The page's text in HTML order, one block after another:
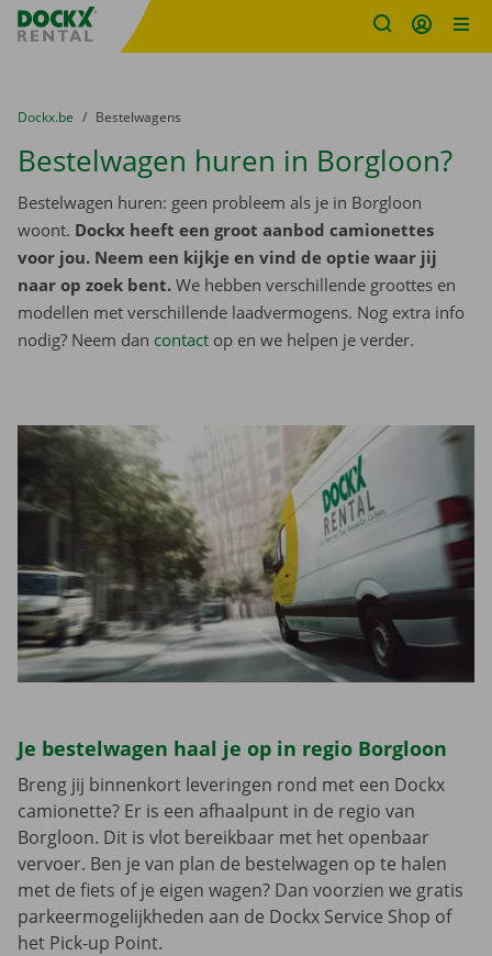
Fratello DEMO
U bevindt zich hier:
van
Dockx.be naar
Bestelwagens
Bestelwagen huren in Borgloon?
Bestelwagen huren: geen probleem als je in Borgloon
woont. Dockx heeft een groot aanbod camionettes
voor jou. Neem een kijkje en vind de optie waar jij
naar op zoek bent. We hebben verschillende groottes en
modellen met verschillende laadvermogens. Nog extra info
nodig? Neem dan contact op en we helpen je verder.
Je bestelwagen haal je op in regio Borgloon
Breng jij binnenkort leveringen rond met een Dockx
camionette? Er is een afhaalpunt in de regio van
Borgloon. Dit is vlot bereikbaar met het openbaar
vervoer. Ben je van plan de bestelwagen op te halen
met de fiets of je eigen wagen? Dan voorzien we gratis
parkeermogelijkheden aan de Dockx Service Shop of
het Pick-up Point.